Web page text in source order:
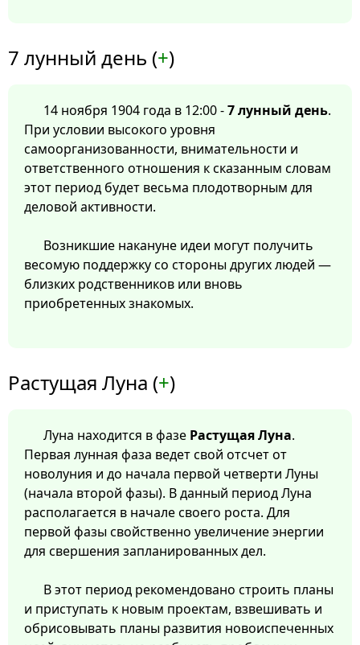
7 лунный день (+)
14 ноября 1904 года в 12:00 -7 лунный день.
При условии высокого уровня
самоорганизованности, внимательности и
ответственного отношения к сказанным словам
этот период будет весьма плодотворным для
деловой активности.
Возникшие накануне идеи могут получить
весомую поддержку со стороны других людей —
близких родственников или вновь
приобретенных знакомых.
Растущая Луна (+)
Луна находится в фазе Растущая Луна.
Первая лунная фаза ведет свой отсчет от
новолуния и до начала первой четверти Луны
(начала второй фазы). В данный период Луна
располагается в начале своего роста. Для
первой фазы свойственно увеличение энергии
для свершения запланированных дел.
В этот период рекомендовано строить планы
и приступать к новым проектам, взвешивать и
обрисовывать планы развития новоиспеченных